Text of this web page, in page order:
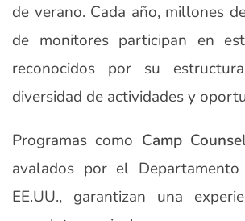
de verano. Cada año, millones
de monitores participan en
reconocidos por su
diversidad de actividades y
Programas como Camp
avalados por el
EE.UU., garantizan una